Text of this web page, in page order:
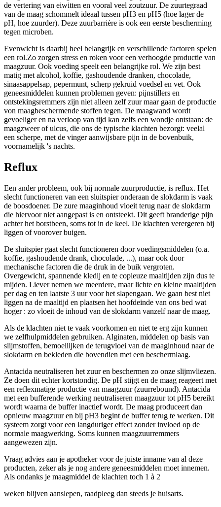
de vertering van eiwitten en vooral veel zoutzuur. De zuurtegraad
van de maag schommelt ideaal tussen pH3 en pH5 (hoe lager de
pH, hoe zuurder). Deze zuurbarrière is ook een eerste bescherming
tegen microben.
Evenwicht is daarbij heel belangrijk en verschillende factoren spelen
een rol.Zo zorgen stress en roken voor een verhoogde productie van
maagzuur. Ook voeding speelt een belangrijke rol. We zijn best
matig met alcohol, koffie, gashoudende dranken, chocolade,
sinaasappelsap, pepermunt, scherp gekruid voedsel en vet. Ook
geneesmiddelen kunnen problemen geven: pijnstillers en
ontstekingsremmers zijn niet alleen zelf zuur maar gaan de productie
von maagbeschermende stoffen tegen. De maagwand wordt
gevoeliger en na verloop van tijd kan zelfs een wondje ontstaan: de
maagzweer of ulcus, die ons de typische klachten bezorgt: veelal
een scherpe, met de vinger aanwijsbare pijn in de bovenbuik,
voornamelijk 's nachts.
Reflux
Een ander probleem, ook bij normale zuurproductie, is reflux. Het
slecht functioneren van een sluitspier onderaan de slokdarm is vaak
de boosdoener. De zure maaginhoud vloeit terug naar de slokdarm
die hiervoor niet aangepast is en ontsteekt. Dit geeft branderige pijn
achter het borstbeen, soms tot in de keel. De klachten verergeren bij
liggen of voorover buigen.
De sluitspier gaat slecht functioneren door voedingsmiddelen (o.a.
koffie, gashoudende drank, chocolade, ...), maar ook door
mechanische factoren die de druk in de buik vergroten.
Overgewicht, spannende kledij en te copieuze maaltijden zijn dus te
mijden. Liever nemen we meerdere, maar lichte en kleine maaltijden
per dag en ten laatste 3 uur voor het slapengaan. We gaan best niet
liggen na de maaltijd en plaatsen het hoofdeinde van ons bed wat
hoger : zo vloeit de inhoud van de slokdarm vanzelf naar de maag.
Als de klachten niet te vaak voorkomen en niet te erg zijn kunnen
we zelfhulpmiddelen gebruiken. Alginaten, middelen op basis van
slijmstoffen, bemoeilijken de terugvloei van de maaginhoud naar de
slokdarm en bekleden die bovendien met een beschermlaag.
Antacida neutraliseren het zuur en beschermen zo onze slijmvliezen.
Ze doen dit echter kortstondig. De pH stijgt en de maag reageert met
een reflexmatige productie van maagzuur (zuurrebound). Antacida
met een bufferende werking neutraliseren maagzuur tot pH5 bereikt
wordt waarna de buffer inactief wordt. De maag produceert dan
opnieuw maagzuur en bij pH3 begint de buffer terug te werken. Dit
systeem zorgt voor een langduriger effect zonder invloed op de
normale maagwerking. Soms kunnen maagzuurremmers
aangewezen zijn.
Vraag advies aan je apotheker voor de juiste inname van al deze
producten, zeker als je nog andere geneesmiddelen moet innemen.
Als ondanks je maagmiddel de klachten toch 1 à 2
weken blijven aanslepen, raadpleeg dan steeds je huisarts.